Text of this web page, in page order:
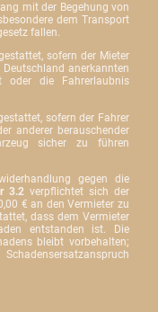
mit der Begehung von
dem Transport
fallen.
sofern der Mieter
anerkannten
oder die Fahrerlaubnis
sofern der Fahrer
anderer berauschender
sicher zu führen
gegen die
3.2 verpflichtet sich der
€ an den Vermieter zu
dass dem Vermieter
entstanden ist. Die
bleibt vorbehalten;